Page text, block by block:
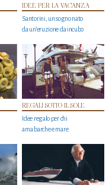
IDEE PER LA VACANZA
Santorini, un sogno nato
da un’eruzione da incubo
REGALI SOTTO IL SOLE
Idee regalo per chi
ama barche e mare